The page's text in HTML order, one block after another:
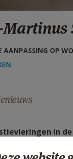
AANPASSING OP
in
om 9.30u